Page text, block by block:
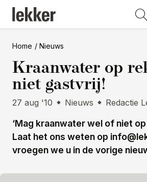
Home Nieuws
Kraanwater op
niet gastvrij!
27 aug '10 Nieuws Redactie
‘Mag kraanwater wel of niet
Laat het ons weten op
vroegen we u in de vorige